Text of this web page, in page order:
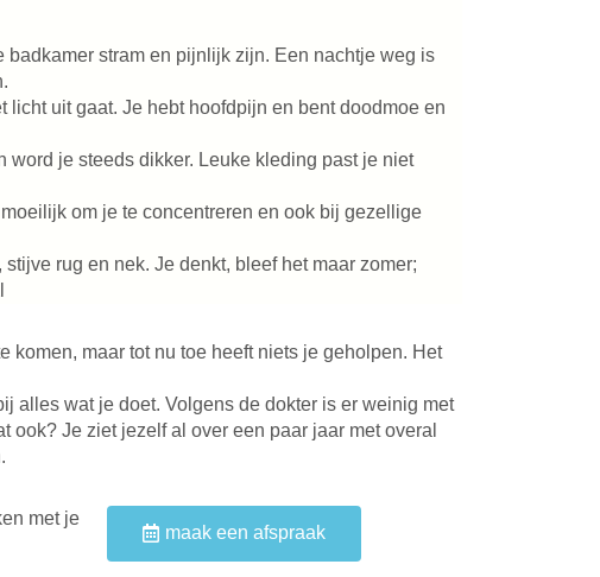
badkamer stram en pijnlijk zijn. Een nachtje weg is
uit gaat. Je hebt hoofdpijn en bent doodmoe en
je steeds dikker. Leuke kleding past je niet
om je te concentreren en ook bij gezellige
rug en nek. Je denkt, bleef het maar zomer;
maar tot nu toe heeft niets je geholpen. Het
alles wat je doet. Volgens de dokter is er weinig met
Je ziet jezelf al over een paar jaar met overal
met je
maak een afspraak